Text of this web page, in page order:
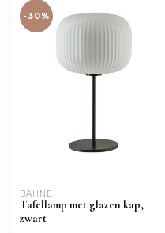
-30%
BAHNE
Tafellamp met glazen kap,
zwart